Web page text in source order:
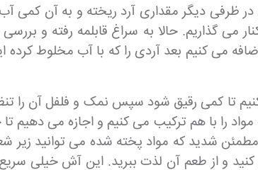
ظرفی دیگر مقداری آرد ریخته و به آن کمی
می گذاریم. حالا به سراغ قابلمه رفته و
می کنیم بعد آردی را که با آب مخلوط کرده
تا کمی رقیق شود سپس نمک و فلفل آن را
را با هم ترکیب می کنیم و اجازه می دهیم
شدید که مواد پخته شده می توانید